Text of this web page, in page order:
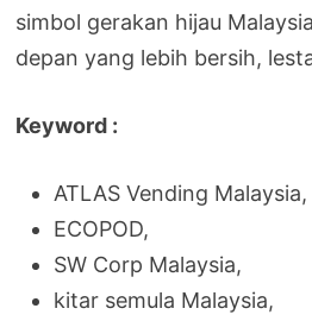
simbol gerakan hijau
depan yang lebih bersih,
Keyword :
ATLAS Vending Malaysia,
ECOPOD,
SW Corp Malaysia,
kitar semula Malaysia,